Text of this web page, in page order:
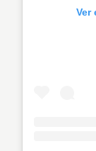
Ver